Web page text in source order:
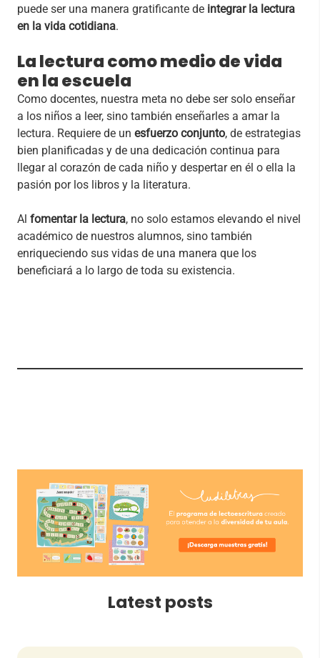
puede ser una manera gratificante de integrar la lectura
en la vida cotidiana.
La lectura como medio de vida
en la escuela
Como docentes, nuestra meta no debe ser solo enseñar
a los niños a leer, sino también enseñarles a amar la
lectura. Requiere de un esfuerzo conjunto, de estrategias
bien planificadas y de una dedicación continua para
llegar al corazón de cada niño y despertar en él o ella la
pasión por los libros y la literatura.
Al fomentar la lectura, no solo estamos elevando el nivel
académico de nuestros alumnos, sino también
enriqueciendo sus vidas de una manera que los
beneficiará a lo largo de toda su existencia.
Latest posts